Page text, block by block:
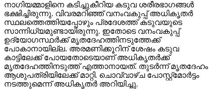
നാഗിയമ്മാളിനെ കടിച്ചുകീറിയ കടുവ ശരീരഭാഗങ്ങള്‍
ഭക്ഷിച്ചിരുന്നു. വിവരമറിഞ്ഞ് വനംവകുപ്പ് അധികൃതര്‍
സ്ഥലത്തെത്തിയപ്പോഴും പ്രദേശത്ത് കടുവയുടെ
സാന്നിധ്യമുണ്ടായിരുന്നു. ഇതോടെ വനംവകുപ്പ്
ഉദ്യോഗസ്ഥര്‍ക്ക് മൃതദേഹത്തിനടുത്തേക്ക്
പോകാനായില്ല. അരമണിക്കൂറിന് ശേഷം കടുവ
കാട്ടിലേക്ക് പോയതോടെയാണ് അധികൃതര്‍ക്ക്
മൃതദേഹത്തിനടുത്ത് എത്താനായത്. തുടര്‍ന്ന് മൃതദേഹം
ആശുപത്രിയിലേക്ക് മാറ്റി. ചൊവ്വാഴ്ച പോസ്റ്റ്‌മോര്‍ട്ടം
നടത്തുമെന്ന് അധികൃതര്‍ അറിയിച്ചു.